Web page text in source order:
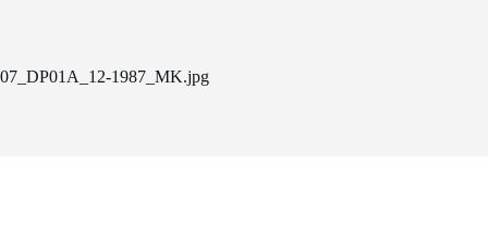
07_DP01A_12-1987_MK.jpg